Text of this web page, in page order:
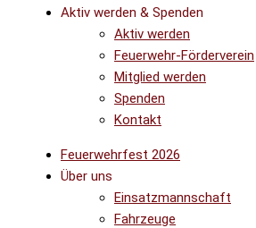
Aktiv werden & Spenden
Aktiv werden
Feuerwehr-Förderverein
Mitglied werden
Spenden
Kontakt
Feuerwehrfest 2026
Über uns
Einsatzmannschaft
Fahrzeuge